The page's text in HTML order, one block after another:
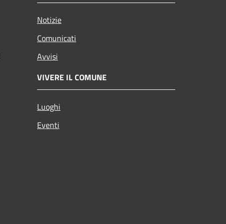
Notizie
Comunicati
Avvisi
VIVERE IL COMUNE
Luoghi
Eventi